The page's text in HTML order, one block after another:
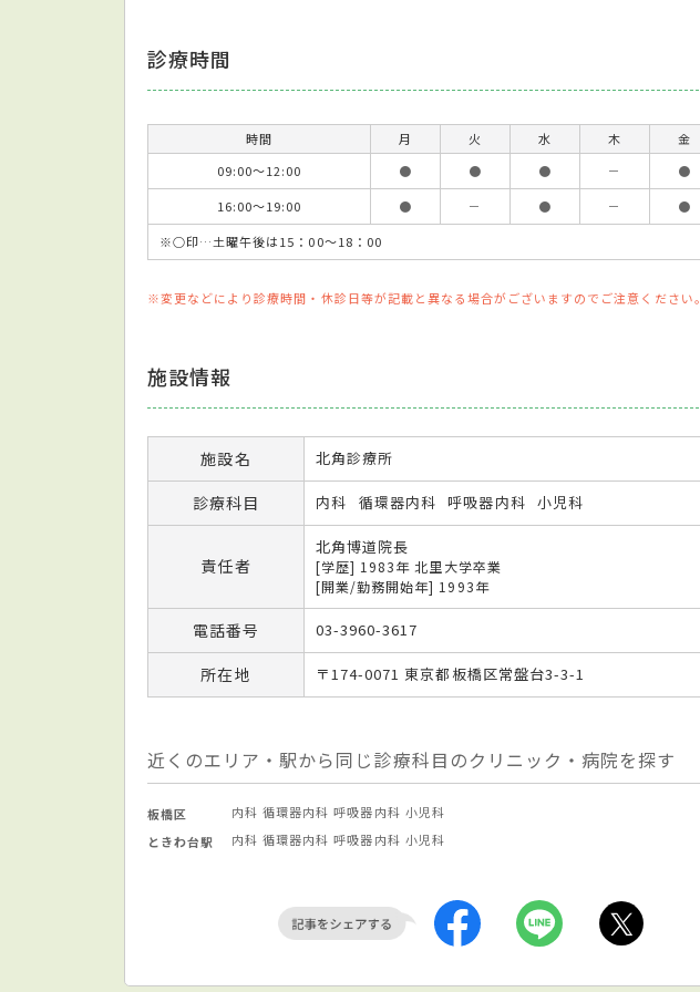
診療時間
時間 月 火 水 木 金
09:00～12:00
● ● ● － ●
16:00～19:00
● － ● － ●
※○印…土曜午後は15：00〜18：00
※変更などにより診療時間・休診日等が記載と異なる場合がございますのでご注意ください。
施設情報
施設名 北角診療所
診療科目 内科 循環器内科 呼吸器内科 小児科
責任者
北角博道院長
[学歴] 1983年 北里大学卒業
[開業/勤務開始年] 1993年
電話番号 03-3960-3617
所在地 〒174-0071 東京都板橋区常盤台3-3-1
近くのエリア・駅から同じ診療科目のクリニック・病院を探す
板橋区 内科 循環器内科 呼吸器内科 小児科
ときわ台駅
内科 循環器内科 呼吸器内科 小児科